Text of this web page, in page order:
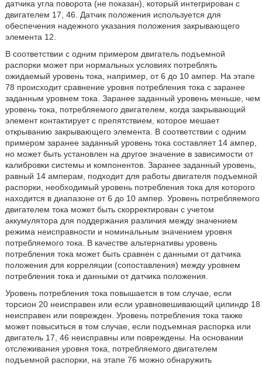
датчика угла поворота (не показан), который интегрирован с
двигателем 17, 46. Датчик положения используется для
обеспечения надежного указания положения закрывающего
элемента 12.
В соответствии с одним примером двигатель подъемной
распорки может при нормальных условиях потреблять
ожидаемый уровень тока, например, от 6 до 10 ампер. На этапе
78 происходит сравнение уровня потребления тока с заранее
заданным уровнем тока. Заранее заданный уровень меньше, чем
уровень тока, потребляемого двигателем, когда закрывающий
элемент контактирует с препятствием, которое мешает
открыванию закрывающего элемента. В соответствии с одним
примером заранее заданный уровень тока составляет 14 ампер,
но может быть установлен на другое значение в зависимости от
калибровки системы и компонентов. Заранее заданный уровень,
равный 14 амперам, подходит для работы двигателя подъемной
распорки, необходимый уровень потребления тока для которого
находится в диапазоне от 6 до 10 ампер. Уровень потребляемого
двигателем тока может быть скорректирован с учетом
аккумулятора для поддержания различия между значением
режима неисправности и номинальным значением уровня
потребляемого тока. В качестве альтернативы уровень
потребления тока может быть сравнен с данными от датчика
положения для корреляции (сопоставления) между уровнем
потребления тока и данными от датчика положения.
Уровень потребления тока повышается в том случае, если
торсион 20 неисправен или если уравновешивающий цилиндр 18
неисправен или поврежден. Уровень потребления тока также
может повыситься в том случае, если подъемная распорка или
двигатель 17, 46 неисправны или повреждены. На основании
отслеживания уровня тока, потребляемого двигателем
подъемной распорки, на этапе 76 можно обнаружить